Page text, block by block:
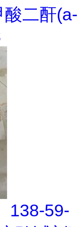
二酐(a-
138-59-